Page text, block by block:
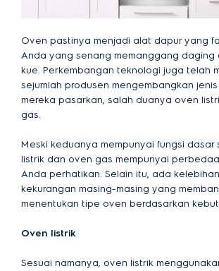
Oven pastinya menjadi alat dapur yang
Anda yang senang memanggang daging
kue. Perkembangan teknologi juga telah
sejumlah produsen mengembangkan
mereka pasarkan, salah duanya oven
gas.
Meski keduanya mempunyai fungsi dasar
listrik dan oven gas mempunyai
Anda perhatikan. Selain itu, ada
kekurangan masing-masing yang
menentukan tipe oven berdasarkan
Oven listrik
Sesuai namanya, oven listrik